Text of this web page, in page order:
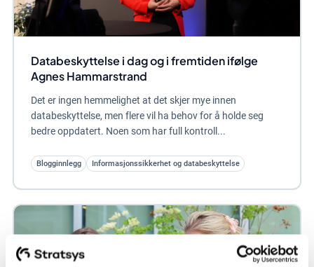
Databeskyttelse i dag og i fremtiden ifølge
Agnes Hammarstrand
Det er ingen hemmelighet at det skjer mye innen
databeskyttelse, men flere vil ha behov for å holde seg
bedre oppdatert. Noen som har full kontroll...
Blogginnlegg Informasjonssikkerhet og databeskyttelse